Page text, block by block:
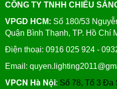
CÔNG TY TNHH CHIẾU
VPGD HCM: Số 180/53
Quận Bình Thạnh, TP. Hồ Chí
Điện thoại: 0916 025 924 -
Email:
VPCN Hà Nội: Số 78, Tổ 3 Đa